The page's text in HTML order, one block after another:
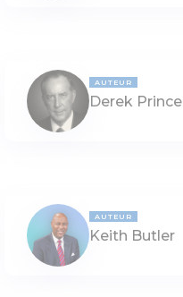
AUTEUR
Derek Prince
AUTEUR
Keith Butler